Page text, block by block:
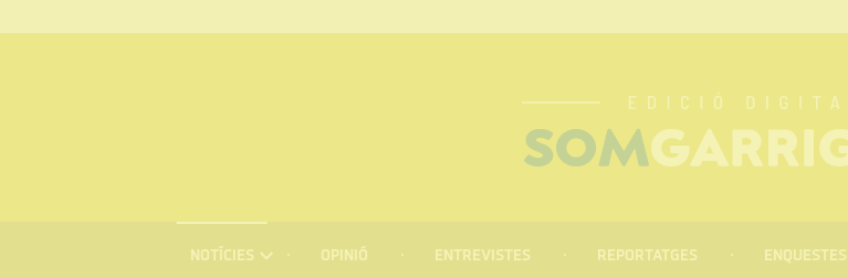
NOTÍCIES OPINIÓ ENTREVISTES REPORTATGES ENQUESTES